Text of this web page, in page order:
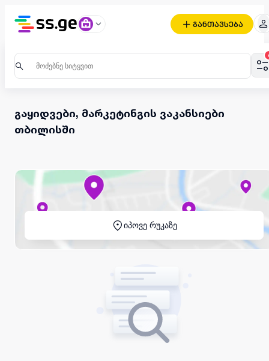
განთავსება
გაყიდვები, მარკეტინგის ვაკანსიები
თბილისში
იპოვე რუკაზე